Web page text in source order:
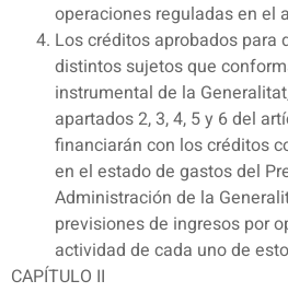
operaciones reguladas en el
Los créditos aprobados para
distintos sujetos que
instrumental de la
apartados 2, 3, 4, 5 y 6 del
financiarán con los créditos
en el estado de gastos del
Administración de la
previsiones de ingresos por
actividad de cada uno de
CAPÍTULO II